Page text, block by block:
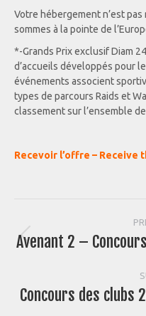
Votre hébergement n’est
sommes à la pointe de
*-Grands Prix exclusif Diam
d’accueils développés pour
événements associent
types de parcours Raids et
classement sur l’ensemble
Recevoir l’offre – Receive
article
Avenant 2 –
Concours des clubs